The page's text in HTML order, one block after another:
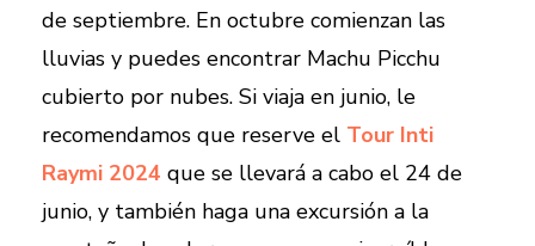
de septiembre. En octubre comienzan las
lluvias y puedes encontrar Machu Picchu
cubierto por nubes. Si viaja en junio, le
recomendamos que reserve el Tour Inti
Raymi 2024 que se llevará a cabo el 24 de
junio, y también haga una excursión a la